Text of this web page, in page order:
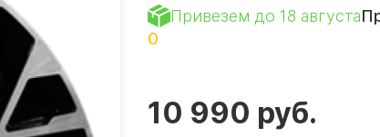
Привезем до 18 августа
0
10 990 руб.